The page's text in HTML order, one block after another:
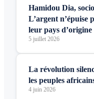
Hamidou Dia,
L’argent n’épuise
leur pays d’origine
5 juillet 2026
La révolution
les peuples
4 juin 2026